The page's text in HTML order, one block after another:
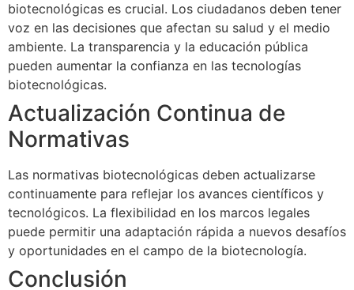
biotecnológicas es crucial. Los ciudadanos deben tener
voz en las decisiones que afectan su salud y el medio
ambiente. La transparencia y la educación pública
pueden aumentar la confianza en las tecnologías
biotecnológicas.
Actualización Continua de
Normativas
Las normativas biotecnológicas deben actualizarse
continuamente para reflejar los avances científicos y
tecnológicos. La flexibilidad en los marcos legales
puede permitir una adaptación rápida a nuevos desafíos
y oportunidades en el campo de la biotecnología.
Conclusión